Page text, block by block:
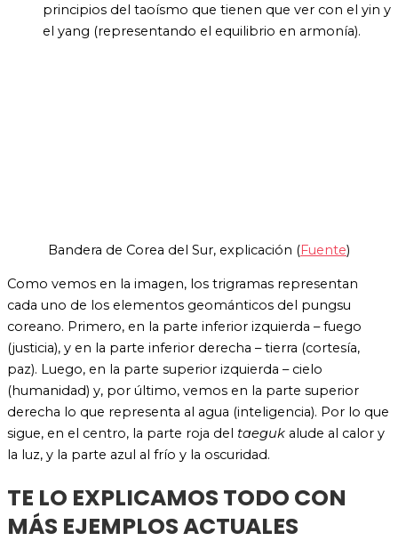
principios del taoísmo que tienen que ver con el yin y
el yang (representando el equilibrio en armonía).
Bandera de Corea del Sur, explicación (Fuente)
Como vemos en la imagen, los trigramas representan
cada uno de los elementos geománticos del pungsu
coreano. Primero, en la parte inferior izquierda – fuego
(justicia), y en la parte inferior derecha – tierra (cortesía,
paz). Luego, en la parte superior izquierda – cielo
(humanidad) y, por último, vemos en la parte superior
derecha lo que representa al agua (inteligencia). Por lo que
sigue, en el centro, la parte roja del taeguk alude al calor y
la luz, y la parte azul al frío y la oscuridad.
TE LO EXPLICAMOS TODO CON
MÁS EJEMPLOS ACTUALES